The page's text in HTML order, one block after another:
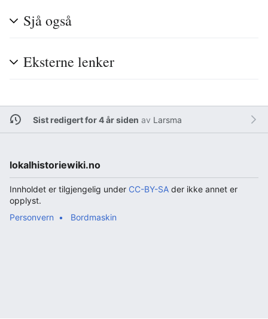
Sjå også
Eksterne lenker
Sist redigert for 4 år siden av Larsma
lokalhistoriewiki.no
Innholdet er tilgjengelig under CC-BY-SA der ikke annet er
opplyst.
Personvern
Bordmaskin